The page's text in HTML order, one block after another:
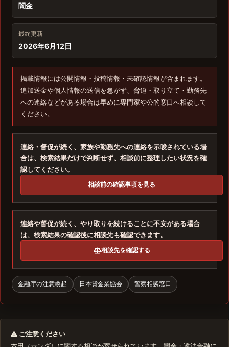
闇金
最終更新
2026年6月12日
掲載情報には公開情報・投稿情報・未確認情報が含まれます。
追加送金や個人情報の送信を急がず、脅迫・取り立て・勤務先
への連絡などがある場合は早めに専門家や公的窓口へ相談して
ください。
連絡・督促が続く、家族や勤務先への連絡を示唆されている場
合は、検索結果だけで判断せず、相談前に整理したい状況を確
認してください。
相談前の確認事項を見る
連絡や督促が続く、やり取りを続けることに不安がある場合
は、検索結果の確認後に相談先も確認できます。
相談先を確認する
金融庁の注意喚起 日本貸金業協会 警察相談窓口
ご注意ください